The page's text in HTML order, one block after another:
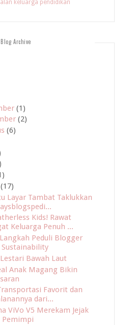
keluarga pendidikan
Blog Archive
(1)
(2)
(6)
(17)
Layar Tambat Taklukkan
Kids! Rawat
Keluarga Penuh ...
Peduli Blogger
Sustainability
Bawah Laut
Anak Magang Bikin
Favorit dan
dari...
ViVo V5 Merekam Jejak
Pemimpi